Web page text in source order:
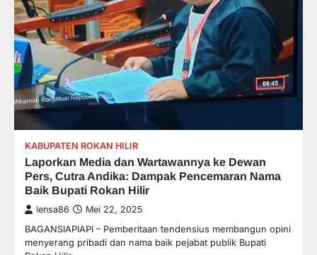
KABUPATEN ROKAN HILIR
Laporkan Media dan Wartawannya ke Dewan
Pers, Cutra Andika: Dampak Pencemaran Nama
Baik Bupati Rokan Hilir
lensa86 Mei 22, 2025
BAGANSIAPIAPI – Pemberitaan tendensius membangun opini
menyerang pribadi dan nama baik pejabat publik Bupati